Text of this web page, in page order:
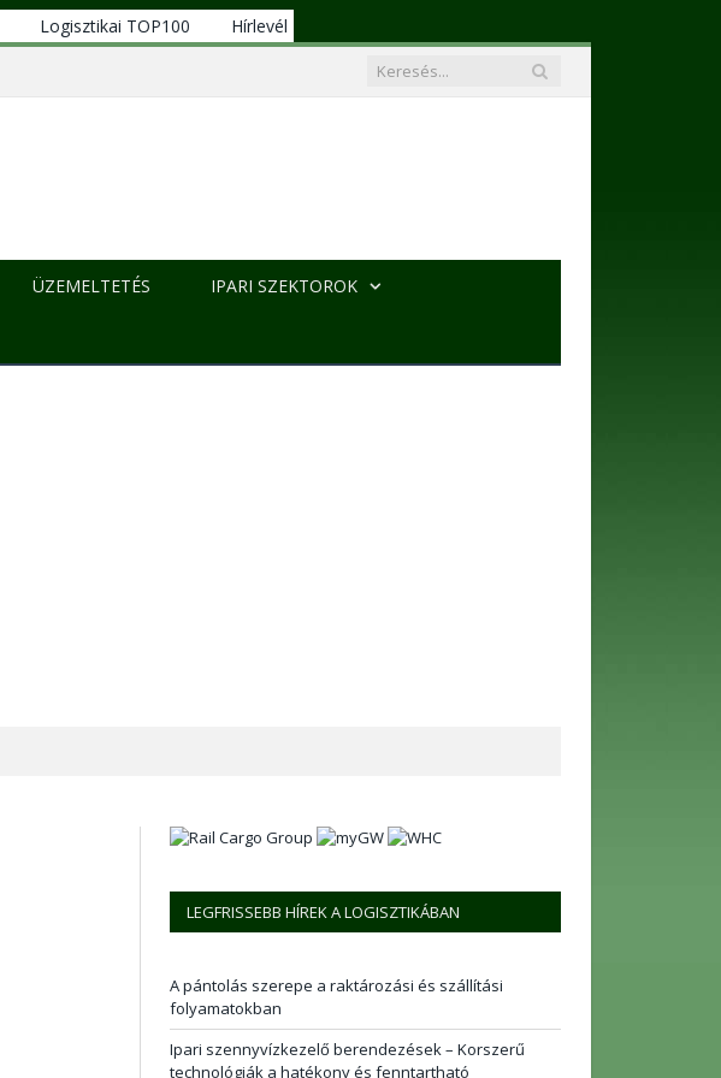
Logisztikai TOP100
Hírlevél
ÜZEMELTETÉS IPARI SZEKTOROK
LEGFRISSEBB HÍREK A LOGISZTIKÁBAN
A pántolás szerepe a raktározási és szállítási
folyamatokban
Ipari szennyvízkezelő berendezések – Korszerű
technológiák a hatékony és fenntartható